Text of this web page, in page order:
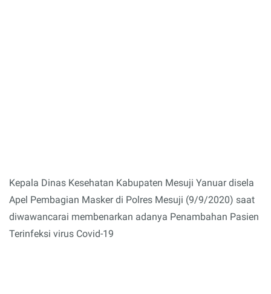
Kepala Dinas Kesehatan Kabupaten Mesuji Yanuar disela
Apel Pembagian Masker di Polres Mesuji (9/9/2020) saat
diwawancarai membenarkan adanya Penambahan Pasien
Terinfeksi virus Covid-19